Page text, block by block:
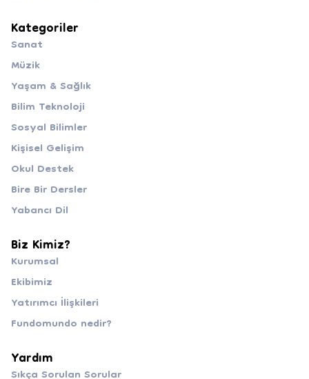
Kategoriler
Sanat
Müzik
Yaşam & Sağlık
Bilim Teknoloji
Sosyal Bilimler
Kişisel Gelişim
Okul Destek
Bire Bir Dersler
Yabancı Dil
Biz Kimiz?
Kurumsal
Ekibimiz
Yatırımcı İlişkileri
Fundomundo nedir?
Yardım